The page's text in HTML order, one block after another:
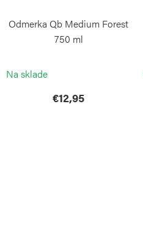
Odmerka Qb Medium Forest
750 ml
Na sklade
€12,95